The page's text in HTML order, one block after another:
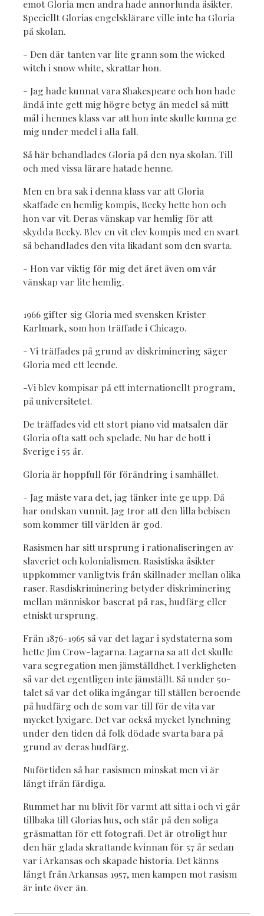
emot Gloria men andra hade annorlunda åsikter.
Speciellt Glorias engelsklärare ville inte ha Gloria
på skolan.
- Den där tanten var lite grann som the wicked
witch i snow white, skrattar hon.
- Jag hade kunnat vara Shakespeare och hon hade
ändå inte gett mig högre betyg än medel så mitt
mål i hennes klass var att hon inte skulle kunna ge
mig under medel i alla fall.
Så här behandlades Gloria på den nya skolan. Till
och med vissa lärare hatade henne.
Men en bra sak i denna klass var att Gloria
skaffade en hemlig kompis, Becky hette hon och
hon var vit. Deras vänskap var hemlig för att
skydda Becky. Blev en vit elev kompis med en svart
så behandlades den vita likadant som den svarta.
- Hon var viktig för mig det året även om vår
vänskap var lite hemlig.
1966 gifter sig Gloria med svensken Krister
Karlmark, som hon träffade i Chicago.
- Vi träffades på grund av diskriminering säger
Gloria med ett leende.
-Vi blev kompisar på ett internationellt program,
på universitetet.
De träffades vid ett stort piano vid matsalen där
Gloria ofta satt och spelade. Nu har de bott i
Sverige i 55 år.
Gloria är hoppfull för förändring i samhället.
- Jag måste vara det, jag tänker inte ge upp. Då
har ondskan vunnit. Jag tror att den lilla bebisen
som kommer till världen är god.
Rasismen har sitt ursprung i rationaliseringen av
slaveriet och kolonialismen. Rasistiska åsikter
uppkommer vanligtvis från skillnader mellan olika
raser. Rasdiskriminering betyder diskriminering
mellan människor baserat på ras, hudfärg eller
etniskt ursprung.
Från 1876-1965 så var det lagar i sydstaterna som
hette Jim Crow-lagarna. Lagarna sa att det skulle
vara segregation men jämställdhet. I verkligheten
så var det egentligen inte jämställt. Så under 50-
talet så var det olika ingångar till ställen beroende
på hudfärg och de som var till för de vita var
mycket lyxigare. Det var också mycket lynchning
under den tiden då folk dödade svarta bara på
grund av deras hudfärg.
Nuförtiden så har rasismen minskat men vi är
långt ifrån färdiga.
Rummet har nu blivit för varmt att sitta i och vi går
tillbaka till Glorias hus, och står på den soliga
gräsmattan för ett fotografi. Det är otroligt hur
den här glada skrattande kvinnan för 57 år sedan
var i Arkansas och skapade historia. Det känns
långt från Arkansas 1957, men kampen mot rasism
är inte över än.